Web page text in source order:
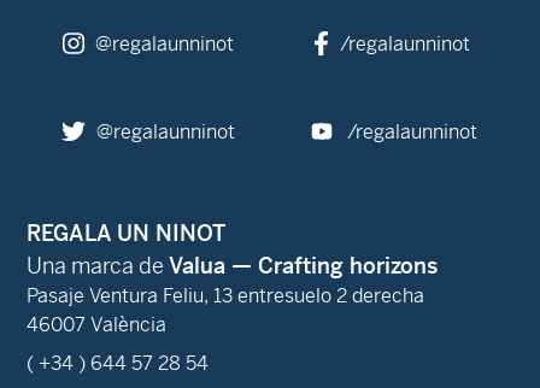
@regalaunninot /regalaunninot
@regalaunninot /regalaunninot
REGALA UN NINOT
Una marca de Valua — Crafting horizons
Pasaje Ventura Feliu, 13 entresuelo 2 derecha
46007 València
( +34 ) 644 57 28 54